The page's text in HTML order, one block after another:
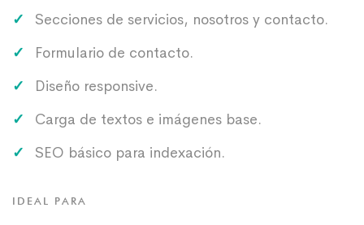
Secciones de servicios, nosotros y contacto.
Formulario de contacto.
Diseño responsive.
Carga de textos e imágenes base.
SEO básico para indexación.
IDEAL PARA